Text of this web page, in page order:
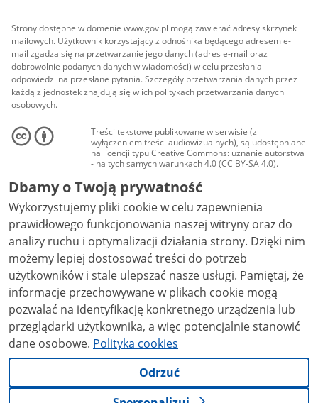
Strony dostępne w domenie www.gov.pl mogą zawierać adresy skrzynek
mailowych. Użytkownik korzystający z odnośnika będącego adresem e-
mail zgadza się na przetwarzanie jego danych (adres e-mail oraz
dobrowolnie podanych danych w wiadomości) w celu przesłania
odpowiedzi na przesłane pytania. Szczegóły przetwarzania danych przez
każdą z jednostek znajdują się w ich politykach przetwarzania danych
osobowych.
Treści tekstowe publikowane w serwisie (z
wyłączeniem treści audiowizualnych), są udostępniane
na licencji typu Creative Commons: uznanie autorstwa
- na tych samych warunkach 4.0 (CC BY-SA 4.0).
Materiały audiowizualne, w tym zdjęcia, materiały
audio i wideo, są udostępniane na licencji typu
Creative Commons: uznanie autorstwa użycie
niekomercyjne - bez utworów zależnych 4.0 (CC BY-
NC-ND 4.0), o ile nie jest to stwierdzone inaczej.
Dbamy o Twoją prywatność
Wykorzystujemy pliki cookie w celu zapewnienia
prawidłowego funkcjonowania naszej witryny oraz do
analizy ruchu i optymalizacji działania strony. Dzięki nim
możemy lepiej dostosować treści do potrzeb
użytkowników i stale ulepszać nasze usługi. Pamiętaj, że
informacje przechowywane w plikach cookie mogą
pozwalać na identyfikację konkretnego urządzenia lub
przeglądarki użytkownika, a więc potencjalnie stanowić
dane osobowe. Polityka cookies
Odrzuć